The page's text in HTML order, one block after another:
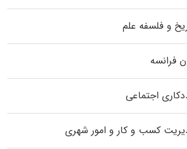
و فلسفه علم
فرانسه
اجتماعی
کسب و کار و امور شهری